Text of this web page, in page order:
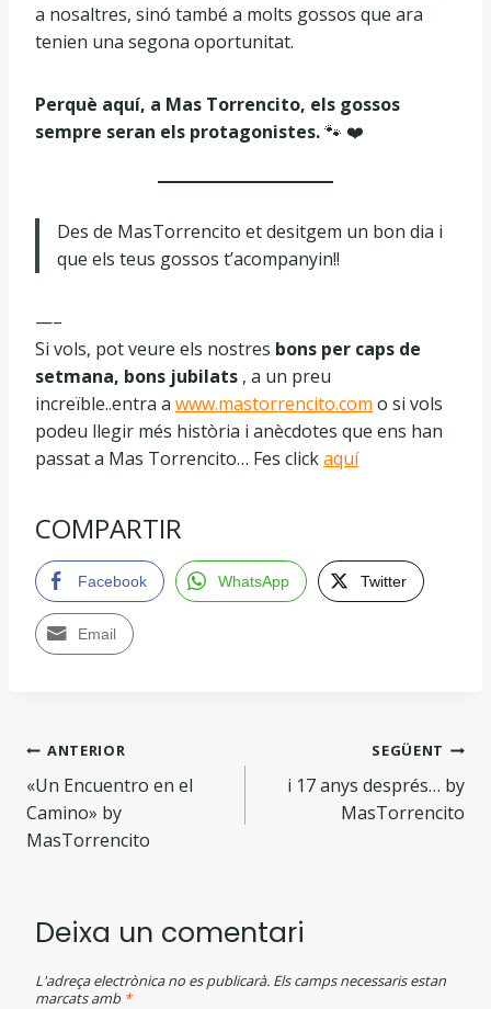
a nosaltres, sinó també a molts gossos que ara
tenien una segona oportunitat.
Perquè aquí, a Mas Torrencito, els gossos
sempre seran els protagonistes.🐾 ❤️
Des de MasTorrencito et desitgem un bon dia i
que els teus gossos t’acompanyin!!
—–
Si vols, pot veure els nostres bons per caps de
setmana, bons jubilats , a un preu
increïble..entra a www.mastorrencito.com o si vols
podeu llegir més història i anècdotes que ens han
passat a Mas Torrencito… Fes clickaquí
COMPARTIR
Facebook WhatsApp Twitter
Email
ANTERIOR
«Un Encuentro en el
Camino» by
MasTorrencito
SEGÜENT
i 17 anys després… by
MasTorrencito
Deixa un comentari
L'adreça electrònica no es publicarà. Els camps necessaris estan
marcats amb *